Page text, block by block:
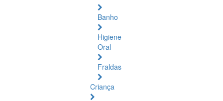
Banho
Higiene
Oral
Fraldas
Criança